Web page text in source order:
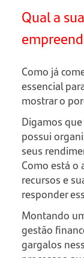
Qual a
Como já
essencial
mostrar o
Digamos
possui
seus
Como está o
recursos e
responder
Montando
gestão
gargalos